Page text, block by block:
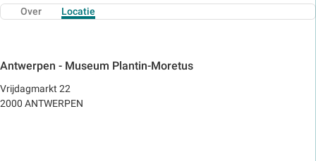
Over Locatie
Antwerpen - Museum Plantin-Moretus
Vrijdagmarkt 22
2000 ANTWERPEN